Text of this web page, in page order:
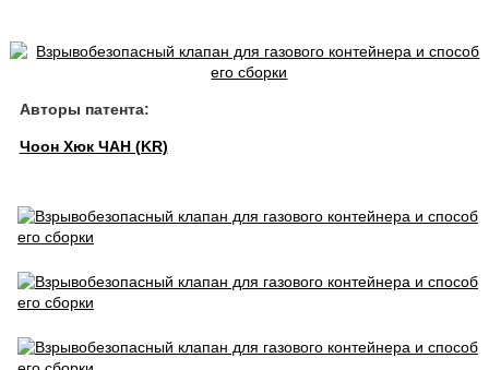
Авторы патента:
Чоон Хюк ЧАН (KR)